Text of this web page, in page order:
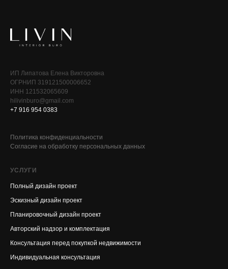
ИП Липатова Елена Викторовна
ОГРНИП 319121500006652
ИНН 121532065609
hilivinburo@gmail.com
+7 916 954 0383
Политика конфиденциальности
Согласие на обработку персональных данных
УСЛУГИ
Полный дизайн проект
Эскизный дизайн проект
Планировочный дизайн проект
Авторский надзор и комплектация
Консультация перед покупкой недвижимости
Индивидуальная консультация